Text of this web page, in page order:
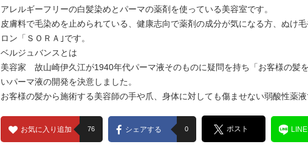
アレルギーフリーの白髪染めとパーマの薬剤を使っている美容室です。
皮膚料で毛染めを止められている、健康志向で薬剤の成分が気になる方、ぬけ
ロン「ＳＯＲＡ｣です。
ベルジュバンスとは
美容家 故山崎伊久江が1940年代パーマ液そのものに疑問を持ち「お客様の髪
いパーマ液の開発を決意しました。
お客様の髪から施術する美容師の手や爪、身体に対しても傷ませない弱酸性薬液
お気に入り追加 76 シェアする 0 ポスト